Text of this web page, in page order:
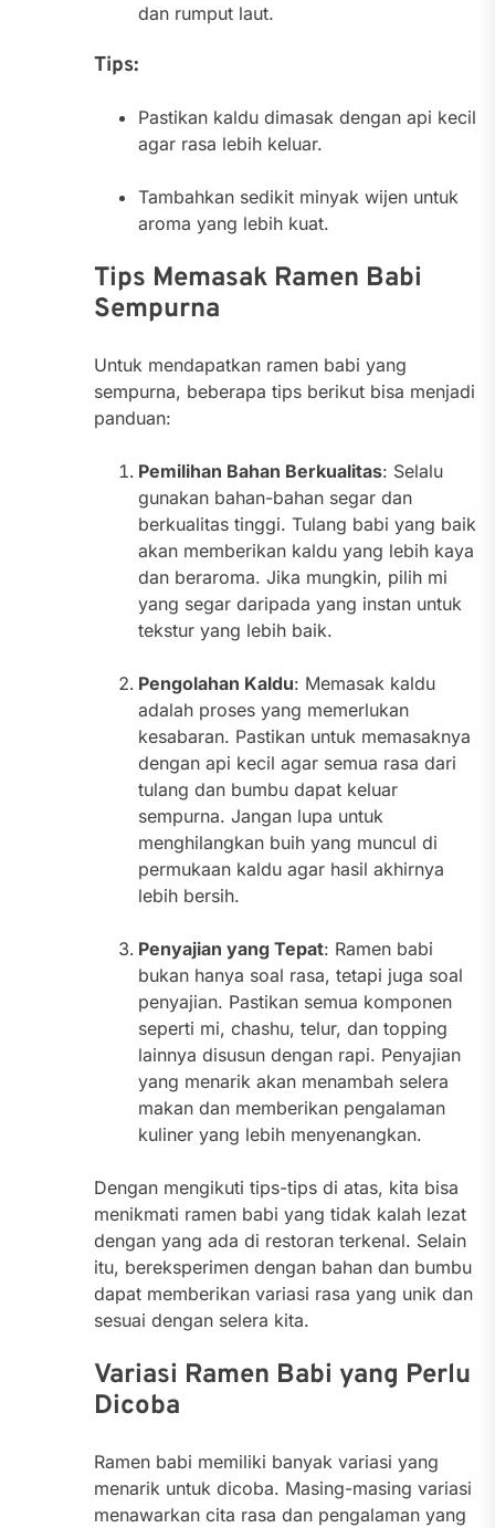
dan rumput laut.
Tips:
Pastikan kaldu dimasak dengan api kecil
agar rasa lebih keluar.
Tambahkan sedikit minyak wijen untuk
aroma yang lebih kuat.
Tips Memasak Ramen Babi
Sempurna
Untuk mendapatkan ramen babi yang
sempurna, beberapa tips berikut bisa menjadi
panduan:
Pemilihan Bahan Berkualitas: Selalu
gunakan bahan-bahan segar dan
berkualitas tinggi. Tulang babi yang baik
akan memberikan kaldu yang lebih kaya
dan beraroma. Jika mungkin, pilih mi
yang segar daripada yang instan untuk
tekstur yang lebih baik.
Pengolahan Kaldu: Memasak kaldu
adalah proses yang memerlukan
kesabaran. Pastikan untuk memasaknya
dengan api kecil agar semua rasa dari
tulang dan bumbu dapat keluar
sempurna. Jangan lupa untuk
menghilangkan buih yang muncul di
permukaan kaldu agar hasil akhirnya
lebih bersih.
Penyajian yang Tepat: Ramen babi
bukan hanya soal rasa, tetapi juga soal
penyajian. Pastikan semua komponen
seperti mi, chashu, telur, dan topping
lainnya disusun dengan rapi. Penyajian
yang menarik akan menambah selera
makan dan memberikan pengalaman
kuliner yang lebih menyenangkan.
Dengan mengikuti tips-tips di atas, kita bisa
menikmati ramen babi yang tidak kalah lezat
dengan yang ada di restoran terkenal. Selain
itu, bereksperimen dengan bahan dan bumbu
dapat memberikan variasi rasa yang unik dan
sesuai dengan selera kita.
Variasi Ramen Babi yang Perlu
Dicoba
Ramen babi memiliki banyak variasi yang
menarik untuk dicoba. Masing-masing variasi
menawarkan cita rasa dan pengalaman yang